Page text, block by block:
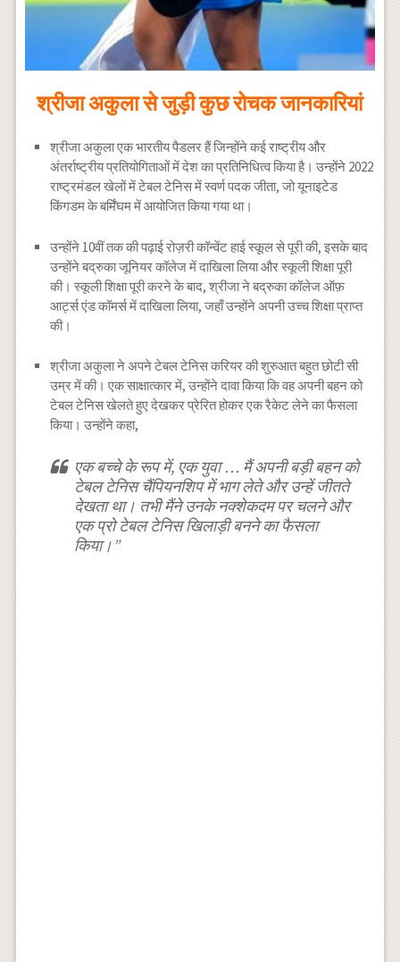
श्रीजा अकुला से जुड़ी कुछ रोचक जानकारियां
श्रीजा अकुला एक भारतीय पैडलर हैं जिन्होंने कई राष्ट्रीय और
अंतर्राष्ट्रीय प्रतियोगिताओं में देश का प्रतिनिधित्व किया है। उन्होंने 2022
राष्ट्रमंडल खेलों में टेबल टेनिस में स्वर्ण पदक जीता, जो यूनाइटेड
किंगडम के बर्मिंघम में आयोजित किया गया था।
उन्होंने 10वीं तक की पढ़ाई रोज़री कॉन्वेंट हाई स्कूल से पूरी की, इसके बाद
उन्होंने बद्रुका जूनियर कॉलेज में दाखिला लिया और स्कूली शिक्षा पूरी
की। स्कूली शिक्षा पूरी करने के बाद, श्रीजा ने बद्रुका कॉलेज ऑफ़
आर्ट्स एंड कॉमर्स में दाखिला लिया, जहाँ उन्होंने अपनी उच्च शिक्षा प्राप्त
की।
श्रीजा अकुला ने अपने टेबल टेनिस करियर की शुरुआत बहुत छोटी सी
उम्र में की। एक साक्षात्कार में, उन्होंने दावा किया कि वह अपनी बहन को
टेबल टेनिस खेलते हुए देखकर प्रेरित होकर एक रैकेट लेने का फैसला
किया। उन्होंने कहा,
एक बच्चे के रूप में, एक युवा … मैं अपनी बड़ी बहन को
टेबल टेनिस चैंपियनशिप में भाग लेते और उन्हें जीतते
देखता था। तभी मैंने उनके नक्शेकदम पर चलने और
एक प्रो टेबल टेनिस खिलाड़ी बनने का फैसला
किया।”